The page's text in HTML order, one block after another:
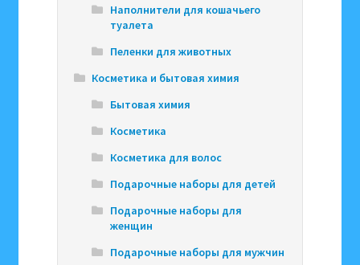
Наполнители для кошачьего
туалета
Пеленки для животных
Косметика и бытовая химия
Бытовая химия
Косметика
Косметика для волос
Подарочные наборы для детей
Подарочные наборы для
женщин
Подарочные наборы для мужчин